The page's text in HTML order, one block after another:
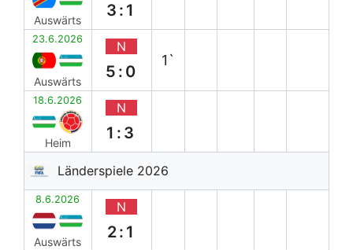
Auswärts
3:1
23.6.2026
Auswärts
N
5:0
1`
18.6.2026
Heim
N
1:3
Länderspiele 2026
8.6.2026
Auswärts
N
2:1